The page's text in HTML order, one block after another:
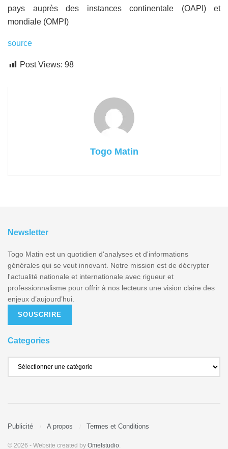
pays auprès des instances continentale (OAPI) et
mondiale (OMPI)
source
Post Views: 98
Togo Matin
Newsletter
Togo Matin est un quotidien d'analyses et d'informations
générales qui se veut innovant. Notre mission est de décrypter
l'actualité nationale et internationale avec rigueur et
professionnalisme pour offrir à nos lecteurs une vision claire des
enjeux d’aujourd’hui.
SOUSCRIRE
Categories
Publicité A propos Termes et Conditions
© 2026 - Website created by Omelstudio.